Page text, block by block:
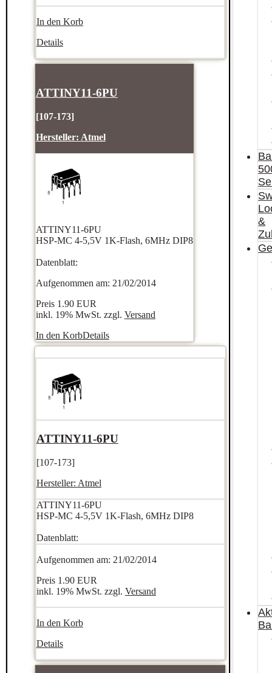
In den Korb
Details
ATTINY11-6PU
[107-173]
Hersteller: Atmel
ATTINY11-6PU
HSP-MC 4-5,5V 1K-Flash, 6MHz DIP8
Datenblatt:
Aufgenommen am: 21/02/2014
Preis 1.90 EUR
inkl. 19% MwSt. zzgl. Versand
In den KorbDetails
ATTINY11-6PU
[107-173]
Hersteller: Atmel
ATTINY11-6PU
HSP-MC 4-5,5V 1K-Flash, 6MHz DIP8
Datenblatt:
Aufgenommen am: 21/02/2014
Preis 1.90 EUR
inkl. 19% MwSt. zzgl. Versand
In den Korb
Details
&